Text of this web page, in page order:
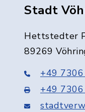
Stadt
Hettstedter
89269
+49
+49